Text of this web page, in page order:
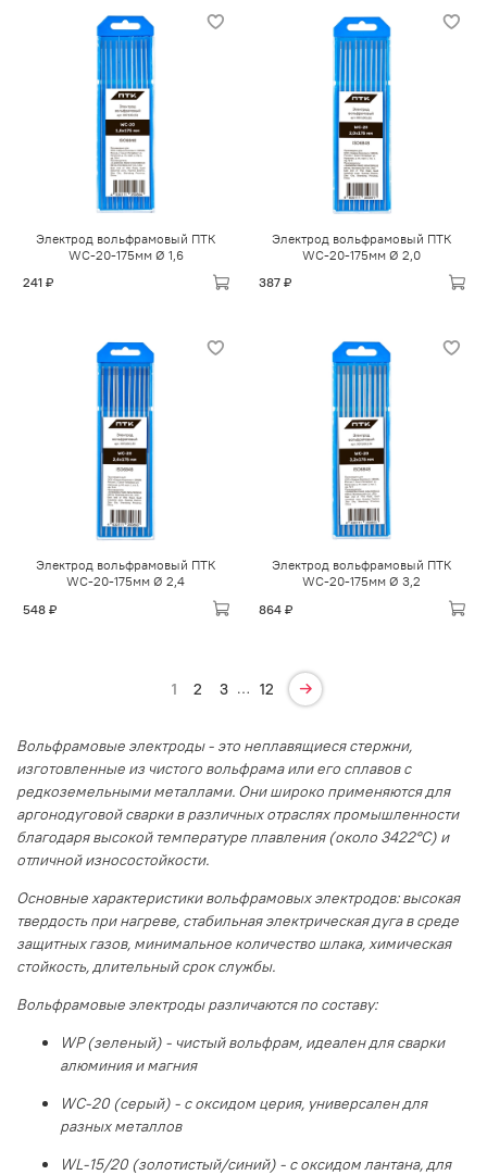
Электрод вольфрамовый ПТК
WС-20-175мм Ø 1,6
241 ₽
Электрод вольфрамовый ПТК
WС-20-175мм Ø 2,0
387 ₽
Электрод вольфрамовый ПТК
WС-20-175мм Ø 2,4
548 ₽
Электрод вольфрамовый ПТК
WС-20-175мм Ø 3,2
864 ₽
1 2 3 … 12
Вольфрамовые электроды - это неплавящиеся стержни,
изготовленные из чистого вольфрама или его сплавов с
редкоземельными металлами. Они широко применяются для
аргонодуговой сварки в различных отраслях промышленности
благодаря высокой температуре плавления (около 3422°C) и
отличной износостойкости.
Основные характеристики вольфрамовых электродов: высокая
твердость при нагреве, стабильная электрическая дуга в среде
защитных газов, минимальное количество шлака, химическая
стойкость, длительный срок службы.
Вольфрамовые электроды различаются по составу:
WP (зеленый) - чистый вольфрам, идеален для сварки
алюминия и магния
WC-20 (серый) - с оксидом церия, универсален для
разных металлов
WL-15/20 (золотистый/синий) - с оксидом лантана, для